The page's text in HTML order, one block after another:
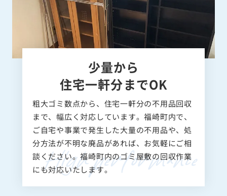
少量から
住宅一軒分までOK
粗大ゴミ数点から、住宅一軒分の不用品回収
まで、幅広く対応しています。福崎町内で、
ご自宅や事業で発生した大量の不用品や、処
分方法が不明な廃品があれば、お気軽にご相
談ください。福崎町内のゴミ屋敷の回収作業
にも対応いたします。